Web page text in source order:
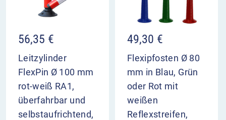
56,35 €
Leitzylinder
FlexPin Ø 100 mm
rot-weiß RA1,
überfahrbar und
selbstaufrichtend,
49,30 €
Flexipfosten Ø 80
mm in Blau, Grün
oder Rot mit
weißen
Reflexstreifen,